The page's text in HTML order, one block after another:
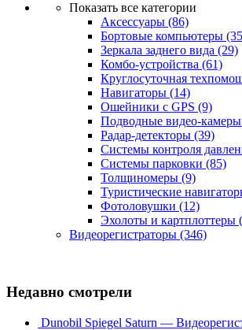
Показать все категории
Аксессуары (86)
Бортовые компьютеры
Зеркала заднего вида (29)
Комбо-устройства (61)
Круглосуточная
Навигаторы (14)
Ошейники с GPS (9)
Подводные видео-камеры
Радар-детекторы (39)
Системы контроля
Системы парковки (85)
Толщиномеры (9)
Туристические
Фотоловушки (12)
Эхолоты и картплоттеры
Видеорегистраторы (346)
Недавно смотрели
Dunobil Spiegel Saturn —